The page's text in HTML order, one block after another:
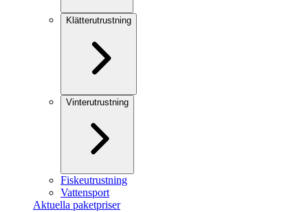
Klätterutrustning
Vinterutrustning
Fiskeutrustning
Vattensport
Aktuella paketpriser